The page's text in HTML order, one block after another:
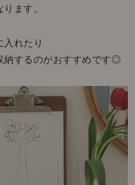
ます。
入れたり
納するのがおすすめです◎